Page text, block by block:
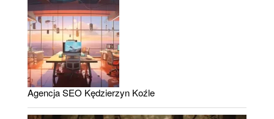
Agencja SEO Kędzierzyn Koźle